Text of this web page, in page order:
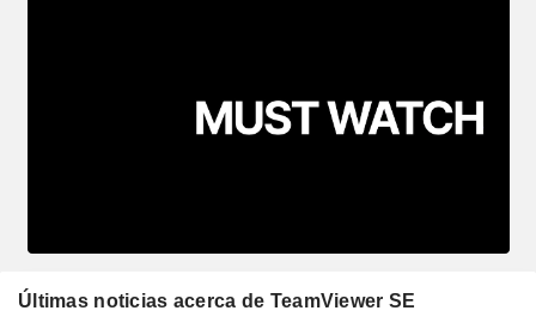
Últimas noticias acerca de TeamViewer SE